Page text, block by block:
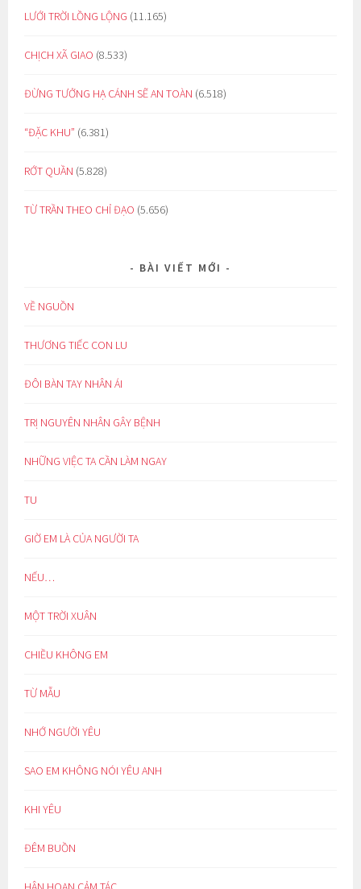
LƯỚI TRỜI LỒNG LỘNG (11.165)
CHỊCH XÃ GIAO (8.533)
ĐỪNG TƯỞNG HẠ CÁNH SẼ AN TOÀN (6.518)
“ĐẶC KHU” (6.381)
RỚT QUẦN (5.828)
TỪ TRẦN THEO CHỈ ĐẠO (5.656)
BÀI VIẾT MỚI
VỀ NGUỒN
THƯƠNG TIẾC CON LU
ĐÔI BÀN TAY NHÂN ÁI
TRỊ NGUYÊN NHÂN GÂY BỆNH
NHỮNG VIỆC TA CẦN LÀM NGAY
TU
GIỜ EM LÀ CỦA NGƯỜI TA
NẾU…
MỘT TRỜI XUÂN
CHIỀU KHÔNG EM
TỪ MẪU
NHỚ NGƯỜI YÊU
SAO EM KHÔNG NÓI YÊU ANH
KHI YÊU
ĐÊM BUỒN